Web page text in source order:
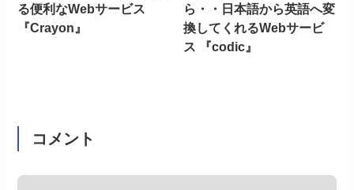
る便利なWebサービス
『Crayon』
ら・・日本語から英語へ変
換してくれるWebサービ
ス 『codic』
コメント